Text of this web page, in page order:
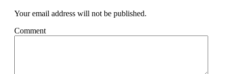
Your email address will not be published.
Comment